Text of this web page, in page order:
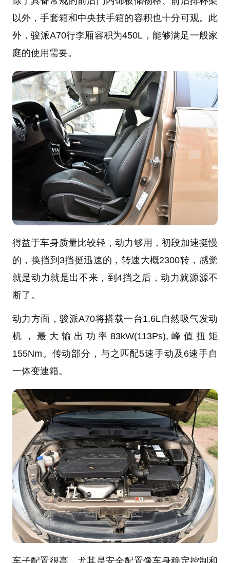
以外，手套箱和中央扶手箱的容积也十分可观。此
外，骏派A70行李厢容积为450L，能够满足一般家
庭的使用需要。
得益于车身质量比较轻，动力够用，初段加速挺慢
的，换挡到3挡挺迅速的，转速大概2300转，感觉
就是动力就是出不来，到4挡之后，动力就源源不
断了。
动力方面，骏派A70将搭载一台1.6L自然吸气发动
机，最大输出功率83kW(113Ps),峰值扭矩
155Nm。传动部分，与之匹配5速手动及6速手自
一体变速箱。